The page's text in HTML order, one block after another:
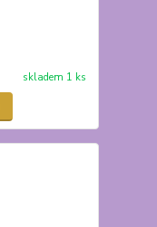
skladem 1 ks